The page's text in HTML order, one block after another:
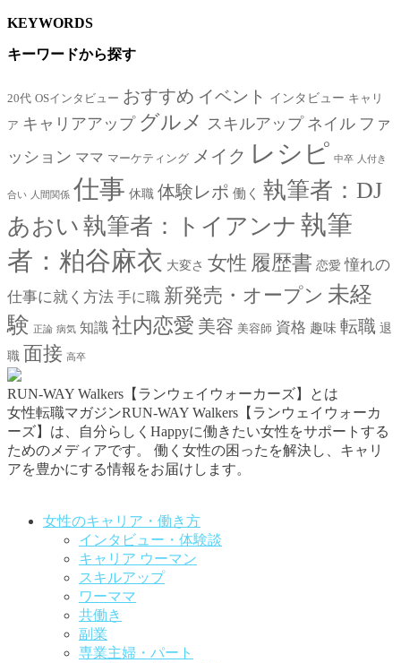
KEYWORDS
キーワードから探す
20代 OSインタビュー おすすめ イベント インタビュー キャリ
ア キャリアアップ グルメ スキルアップ ネイル ファ
ッション ママ マーケティング メイク レシピ 中卒 人付き
合い 人間関係 仕事 休職 体験レポ 働く 執筆者：DJ
あおい 執筆者：トイアンナ 執筆
者：粕谷麻衣 大変さ 女性 履歴書 恋愛 憧れの
仕事に就く方法 手に職 新発売・オープン 未経
験 正論 病気 知識 社内恋愛 美容 美容師 資格 趣味 転職 退
職 面接 高卒
RUN-WAY Walkers【ランウェイウォーカーズ】とは
女性転職マガジンRUN-WAY Walkers【ランウェイウォーカ
ーズ】は、自分らしくHappyに働きたい女性をサポートする
ためのメディアです。
働く女性の困ったを解決し、キャリ
アを豊かにする情報をお届けします。
女性のキャリア・働き方
インタビュー・体験談
キャリア ウーマン
スキルアップ
ワーママ
共働き
副業
専業主婦・パート